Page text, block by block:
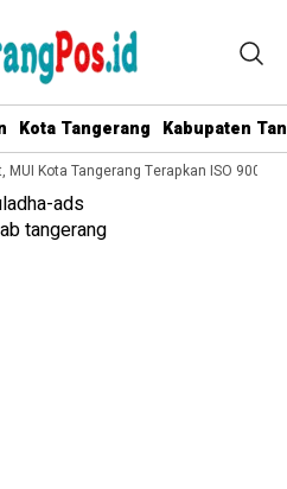
Kota Tangerang Kabupaten
Kota Tangerang Terapkan ISO